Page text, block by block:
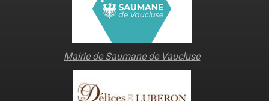
Mairie de Saumane de Vaucluse